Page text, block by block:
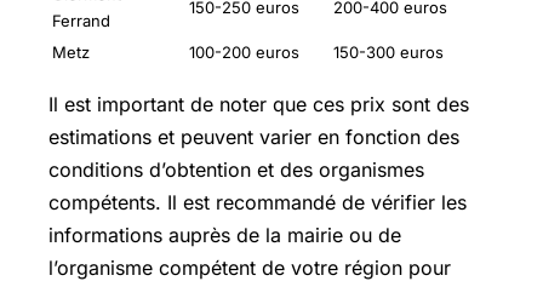
Ferrand
150-250 euros 200-400 euros
Metz 100-200 euros 150-300 euros
Il est important de noter que ces prix sont des
estimations et peuvent varier en fonction des
conditions d’obtention et des organismes
compétents. Il est recommandé de vérifier les
informations auprès de la mairie ou de
l’organisme compétent de votre région pour